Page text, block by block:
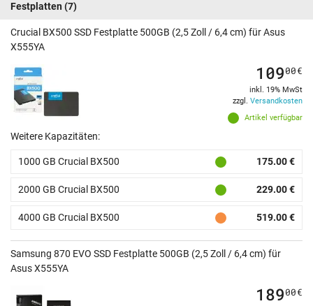
Festplatten (7)
Crucial BX500 SSD Festplatte 500GB (2,5 Zoll / 6,4 cm) für Asus
X555YA
Artikel verfügbar
10900€
inkl. 19% MwSt
zzgl. Versandkosten
Weitere Kapazitäten:
1000 GB Crucial BX500 175.00 €
2000 GB Crucial BX500 229.00 €
4000 GB Crucial BX500 519.00 €
Samsung 870 EVO SSD Festplatte 500GB (2,5 Zoll / 6,4 cm) für
Asus X555YA
18900€